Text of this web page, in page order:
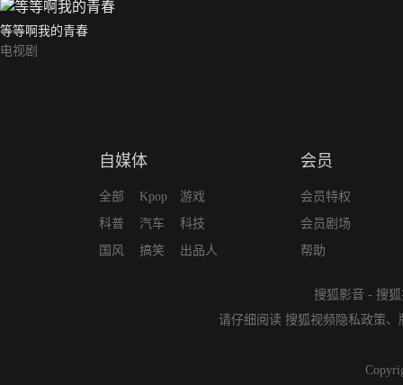
等等啊我的青春
电视剧
自媒体
全部
科普
国风
Kpop
汽车
搞笑
游戏
科技
出品人
会员
会员特权
会员剧场
帮助
搜狐影音 - 搜
请仔细阅读 搜狐视频隐私政策、